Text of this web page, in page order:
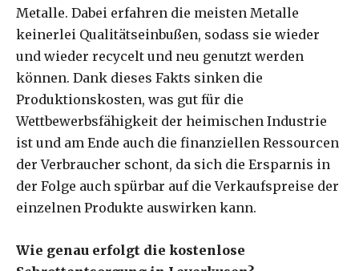
Metalle. Dabei erfahren die meisten Metalle
keinerlei Qualitätseinbußen, sodass sie wieder
und wieder recycelt und neu genutzt werden
können. Dank dieses Fakts sinken die
Produktionskosten, was gut für die
Wettbewerbsfähigkeit der heimischen Industrie
ist und am Ende auch die finanziellen Ressourcen
der Verbraucher schont, da sich die Ersparnis in
der Folge auch spürbar auf die Verkaufspreise der
einzelnen Produkte auswirken kann.
Wie genau erfolgt die kostenlose